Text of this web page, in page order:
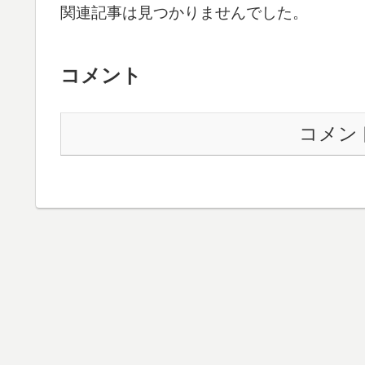
関連記事は見つかりませんでした。
コメント
コメン